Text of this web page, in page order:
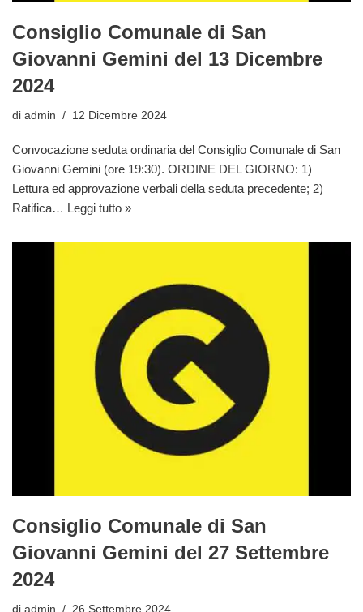
Consiglio Comunale di San
Giovanni Gemini del 13 Dicembre
2024
di admin 12 Dicembre 2024
Convocazione seduta ordinaria del Consiglio Comunale di San
Giovanni Gemini (ore 19:30). ORDINE DEL GIORNO: 1)
Lettura ed approvazione verbali della seduta precedente; 2)
Ratifica… Leggi tutto »
Consiglio Comunale di San
Giovanni Gemini del 27 Settembre
2024
di admin 26 Settembre 2024